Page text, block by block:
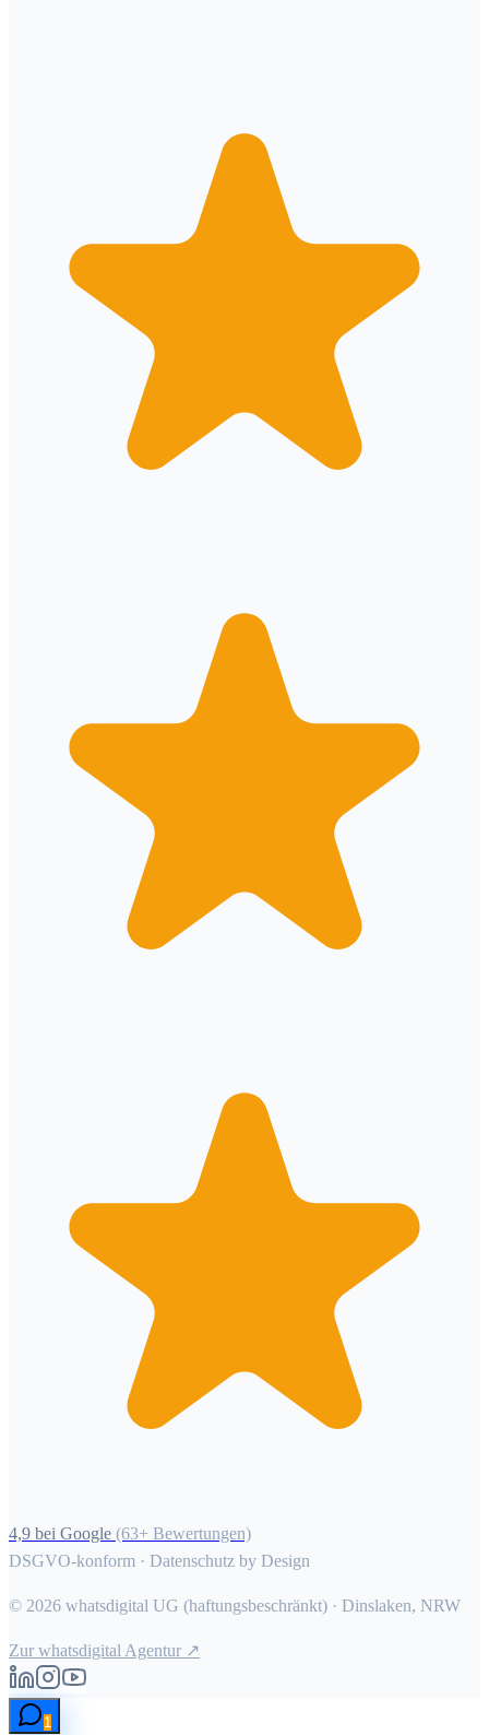
4,9 bei Google (63+ Bewertungen)
DSGVO-konform · Datenschutz by Design
© 2026 whatsdigital UG (haftungsbeschränkt) · Dinslaken, NRW
Zur whatsdigital Agentur ↗
1